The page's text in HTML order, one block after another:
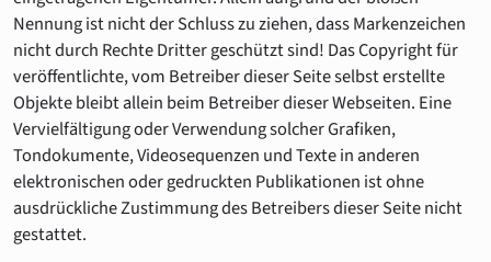
Nennung ist nicht der Schluss zu ziehen, dass Markenzeichen
nicht durch Rechte Dritter geschützt sind! Das Copyright für
veröffentlichte, vom Betreiber dieser Seite selbst erstellte
Objekte bleibt allein beim Betreiber dieser Webseiten. Eine
Vervielfältigung oder Verwendung solcher Grafiken,
Tondokumente, Videosequenzen und Texte in anderen
elektronischen oder gedruckten Publikationen ist ohne
ausdrückliche Zustimmung des Betreibers dieser Seite nicht
gestattet.